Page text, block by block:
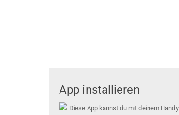
App installieren
Diese App kannst du mit deinem Handy